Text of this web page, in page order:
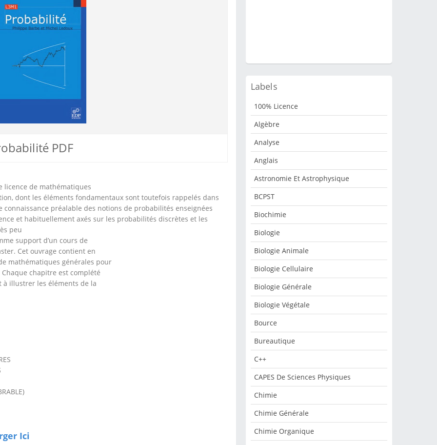
PDF
licence de mathématiques
dont les éléments fondamentaux sont toutefois rappelés dans
préalable des notions de probabilités enseignées
et habituellement axés sur les probabilités discrètes et les
peu
support d’un cours de
Cet ouvrage contient en
mathématiques générales pour
chapitre est complété
à illustrer les éléments de la
Ici
Labels
100% Licence
Algèbre
Analyse
Anglais
Astronomie Et Astrophysique
BCPST
Biochimie
Biologie
Biologie Animale
Biologie Cellulaire
Biologie Générale
Biologie Végétale
Bource
Bureautique
C++
CAPES De Sciences Physiques
Chimie
Chimie Générale
Chimie Organique